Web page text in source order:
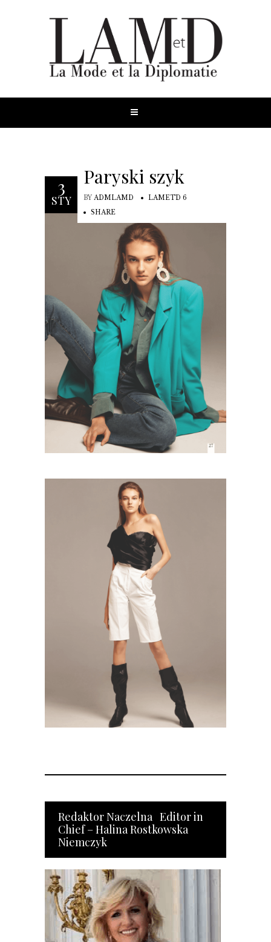
3
STY
Paryski szyk
BY ADMLAMD
LAMETD 6
SHARE
Redaktor Naczelna Editor in
Chief – Halina Rostkowska
Niemczyk